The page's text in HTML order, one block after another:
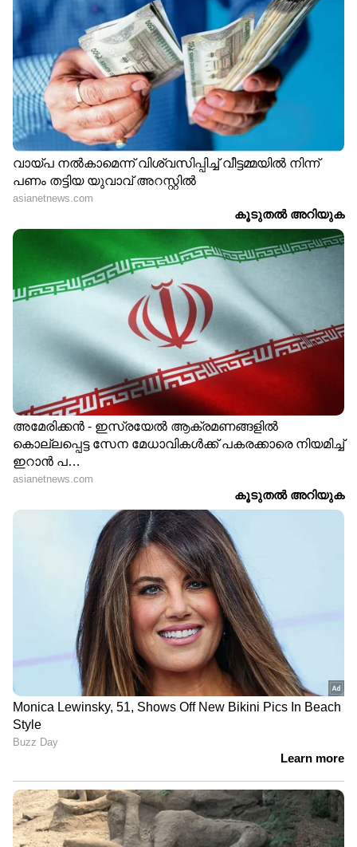
LATEST VIDEOS
അതിഥി തൊഴിലാളികളെ
ബന്ദിയാക്കി ഫോണും പണവും
കവര്‍ന്ന സംഭവം; പ്രതികള്‍
പിടിയില്‍
ഏഴ് മാസം മുമ്പ് 20 പവൻ സ്വർണ്ണം
മോഷണം പോയ കേസിലെ
രണ്ടാമത്തെ പ്രതിയും പിടിയിൽ |
Theft | Arrest